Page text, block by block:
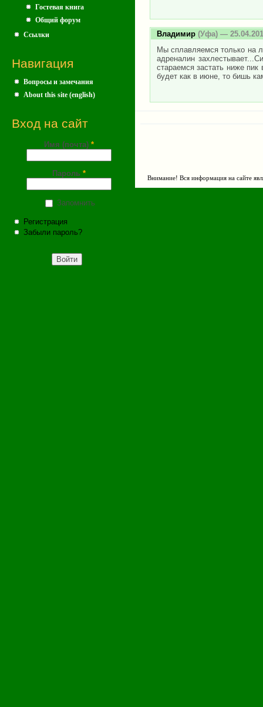
Гостевая книга
Общий форум
Ссылки
Навигация
Вопросы и замечания
About this site (english)
Вход на сайт
Имя (почта) *
Пароль *
Запомнить
Регистрация
Забыли пароль?
Владимир (Уфа) —
Мы сплавляемся только на
адреналин
стараемся застать ниже
будет как в июне, то бишь
Внимание! Вся информация на сайте